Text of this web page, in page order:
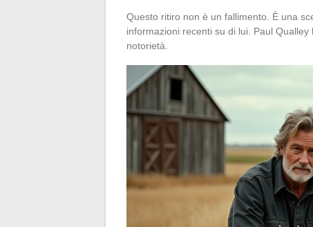
Questo ritiro non è un fallimento. È una
informazioni recenti su di lui. Paul
notorietà.